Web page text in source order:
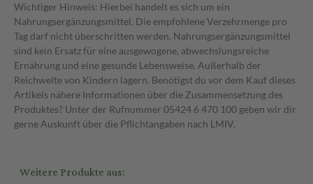
Wichtiger Hinweis: Hierbei handelt es sich um ein
Nahrungsergänzungsmittel. Die empfohlene Verzehrmenge pro
Tag darf nicht überschritten werden. Nahrungsergänzungsmittel
sind kein Ersatz für eine ausgewogene, abwechslungsreiche
Ernährung und eine gesunde Lebensweise. Außerhalb der
Reichweite von Kindern lagern. Benötigst du vor dem Kauf dieses
Artikels nähere Informationen über die Zusammensetzung des
Produktes? Unter der Rufnummer 05424 6 470 100 geben wir dir
gerne Auskunft über die Pflichtangaben nach LMIV.
Weitere Produkte aus: